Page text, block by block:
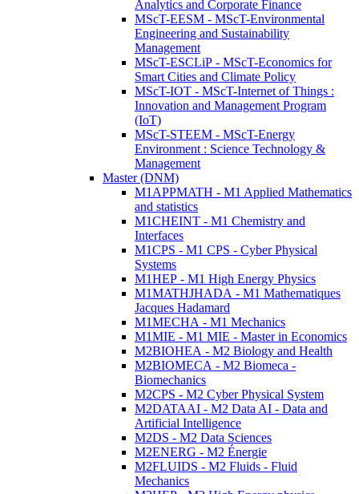
Analytics and Corporate Finance
MScT-EESM - MScT-Environmental
Engineering and Sustainability
Management
MScT-ESCLiP - MScT-Economics for
Smart Cities and Climate Policy
MScT-IOT - MScT-Internet of Things :
Innovation and Management Program
(IoT)
MScT-STEEM - MScT-Energy
Environment : Science Technology &
Management
Master (DNM)
M1APPMATH - M1 Applied Mathematics
and statistics
M1CHEINT - M1 Chemistry and
Interfaces
M1CPS - M1 CPS - Cyber Physical
Systems
M1HEP - M1 High Energy Physics
M1MATHJHADA - M1 Mathematiques
Jacques Hadamard
M1MECHA - M1 Mechanics
M1MIE - M1 MIE - Master in Economics
M2BIOHEA - M2 Biology and Health
M2BIOMECA - M2 Biomeca -
Biomechanics
M2CPS - M2 Cyber Physical System
M2DATAAI - M2 Data AI - Data and
Artificial Intelligence
M2DS - M2 Data Sciences
M2ENERG - M2 Énergie
M2FLUIDS - M2 Fluids - Fluid
Mechanics